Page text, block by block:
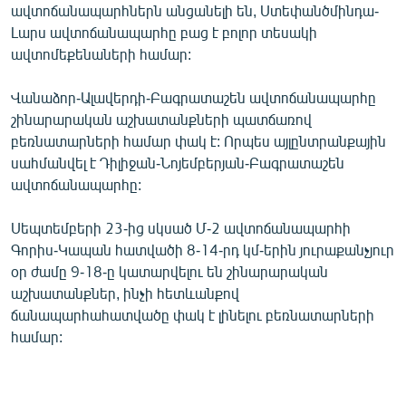
ավտոճանապարհներն անցանելի են, Ստեփանծմինդա-
Լարս ավտոճանապարհը բաց է բոլոր տեսակի
ավտոմեքենաների համար:
Վանաձոր-Ալավերդի-Բագրատաշեն ավտոճանապարհը
շինարարական աշխատանքների պատճառով
բեռնատարների համար փակ է: Որպես այլընտրանքային
սահմանվել է Դիլիջան-Նոյեմբերյան-Բագրատաշեն
ավտոճանապարհը:
Սեպտեմբերի 23-ից սկսած Մ-2 ավտոճանապարհի
Գորիս-Կապան հատվածի 8-14-րդ կմ-երին յուրաքանչյուր
օր ժամը 9-18-ը կատարվելու են շինարարական
աշխատանքներ, ինչի հետևանքով
ճանապարհահատվածը փակ է լինելու բեռնատարների
համար: